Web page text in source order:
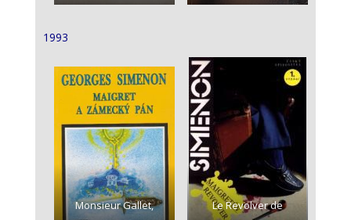
1993
Monsieur Gallet,
Le Revolver de